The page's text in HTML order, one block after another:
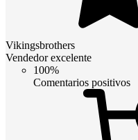
Vikingsbrothers
Vendedor excelente
100%
Comentarios positivos